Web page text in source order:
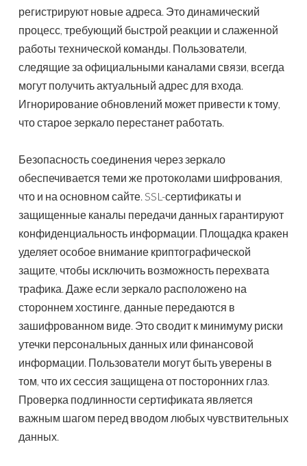
регистрируют новые адреса. Это динамический
процесс, требующий быстрой реакции и слаженной
работы технической команды. Пользователи,
следящие за официальными каналами связи, всегда
могут получить актуальный адрес для входа.
Игнорирование обновлений может привести к тому,
что старое зеркало перестанет работать.
Безопасность соединения через зеркало
обеспечивается теми же протоколами шифрования,
что и на основном сайте. SSL-сертификаты и
защищенные каналы передачи данных гарантируют
конфиденциальность информации. Площадка кракен
уделяет особое внимание криптографической
защите, чтобы исключить возможность перехвата
трафика. Даже если зеркало расположено на
стороннем хостинге, данные передаются в
зашифрованном виде. Это сводит к минимуму риски
утечки персональных данных или финансовой
информации. Пользователи могут быть уверены в
том, что их сессия защищена от посторонних глаз.
Проверка подлинности сертификата является
важным шагом перед вводом любых чувствительных
данных.